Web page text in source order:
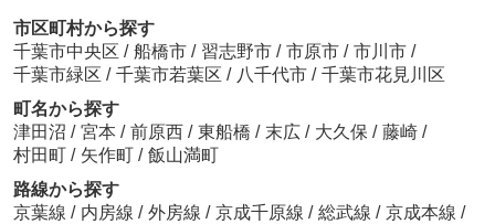
市区町村から探す
千葉市中央区 / 船橋市 / 習志野市 / 市原市 / 市川市 /
千葉市緑区 / 千葉市若葉区 / 八千代市 / 千葉市花見川区
町名から探す
津田沼 / 宮本 / 前原西 / 東船橋 / 末広 / 大久保 / 藤崎 /
村田町 / 矢作町 / 飯山満町
路線から探す
京葉線 / 内房線 / 外房線 / 京成千原線 / 総武線 / 京成本線 /